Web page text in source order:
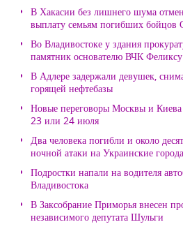
В Хакасии без лишнего шума
выплату семьям погибших бойцов
Во Владивостоке у здания
памятник основателю ВЧК
В Адлере задержали девушек,
горящей нефтебазы
Новые переговоры Москвы и
23 или 24 июля
Два человека погибли и около
ночной атаки на Украинские города
Подростки напали на водителя
Владивостока
В Заксобрание Приморья внесен
независимого депутата Шульги